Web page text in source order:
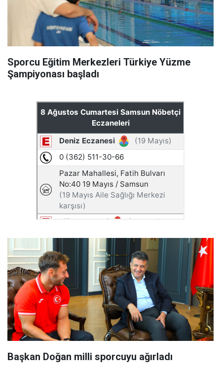
Sporcu Eğitim Merkezleri Türkiye Yüzme
Şampiyonası başladı
Başkan Doğan milli sporcuyu ağırladı